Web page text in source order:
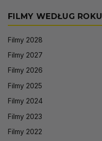
FILMY WEDŁUG ROKU
Filmy 2028
Filmy 2027
Filmy 2026
Filmy 2025
Filmy 2024
Filmy 2023
Filmy 2022